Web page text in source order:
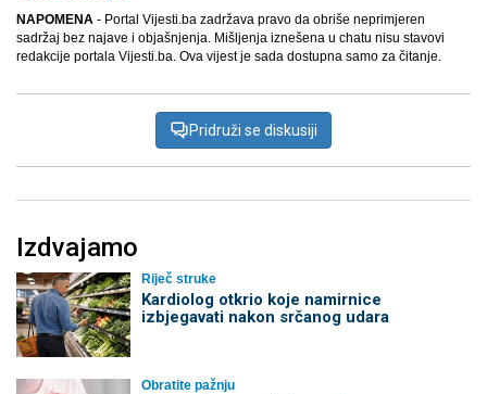
NAPOMENA - Portal Vijesti.ba zadržava pravo da obriše neprimjeren
sadržaj bez najave i objašnjenja. Mišljenja iznešena u chatu nisu stavovi
redakcije portala Vijesti.ba. Ova vijest je sada dostupna samo za čitanje.
Pridruži se diskusiji
Izdvajamo
Riječ struke
Kardiolog otkrio koje namirnice
izbjegavati nakon srčanog udara
Obratite pažnju